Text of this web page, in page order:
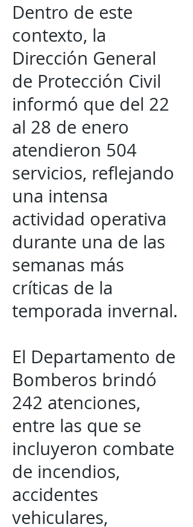
Dentro de este
contexto, la
Dirección General
de Protección Civil
informó que del 22
al 28 de enero
atendieron 504
servicios, reflejando
una intensa
actividad operativa
durante una de las
semanas más
críticas de la
temporada invernal.
El Departamento de
Bomberos brindó
242 atenciones,
entre las que se
incluyeron combate
de incendios,
accidentes
vehiculares,